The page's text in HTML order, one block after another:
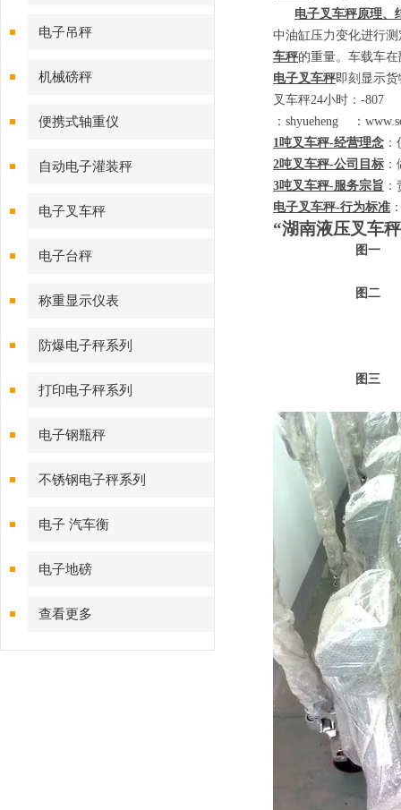
电子吊秤
机械磅秤
便携式轴重仪
自动电子灌装秤
电子叉车秤
电子台秤
称重显示仪表
防爆电子秤系列
打印电子秤系列
电子钢瓶秤
不锈钢电子秤系列
电子 汽车衡
电子地磅
查看更多
电子叉车秤原理、
中油缸压力变化进行
车秤的重量。车载车
电子叉车秤即刻显示
叉车秤24小时： -
： shyueheng ：
1吨叉车秤-经营理念
2吨叉车秤-公司目标
3吨叉车秤-服务宗旨
电子叉车秤-行为标准
“湖南液压叉车
图一
图二
图三